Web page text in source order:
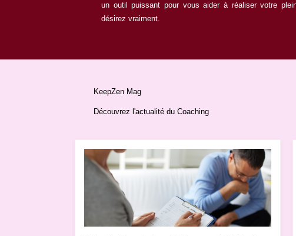
un outil puissant pour vous aider à réaliser votre
désirez vraiment.
KeepZen Mag
Découvrez l'actualité du Coaching